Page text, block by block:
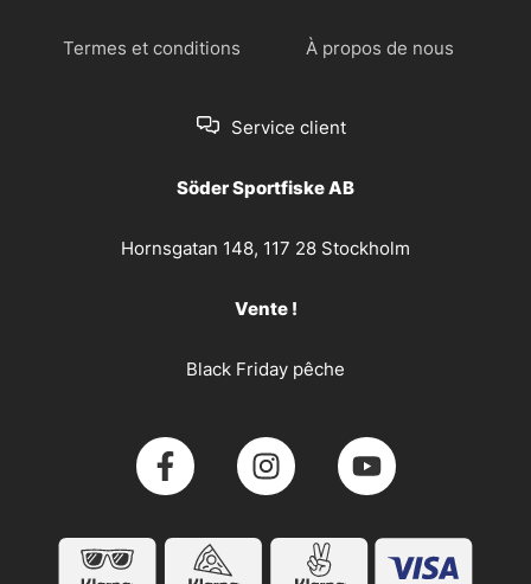
Termes et conditions À propos de nous
Service client
Söder Sportfiske AB
Hornsgatan 148, 117 28 Stockholm
Vente !
Black Friday pêche